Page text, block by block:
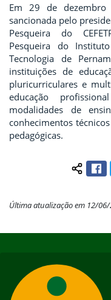
Em 29 de
sancionada pelo
Pesqueira do
Pesqueira do
Tecnologia de
instituições de
pluricurriculares e
educação
modalidades de
conhecimentos
pedagógicas.
Última atualização em 12/